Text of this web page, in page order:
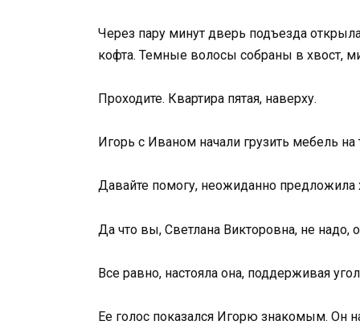
Через пару минут дверь подъезда
кофта. Темные волосы собраны в хвост,
Проходите. Квартира пятая, наверху.
Игорь с Иваном начали грузить мебель
Давайте помогу, неожиданно предложила
Да что вы, Светлана Викторовна, не надо,
Все равно, настояла она, поддерживая
Ее голос показался Игорю знакомым. Он